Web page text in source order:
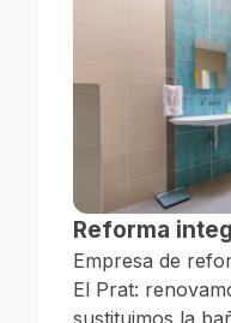
Reforma
Empresa de
El Prat: